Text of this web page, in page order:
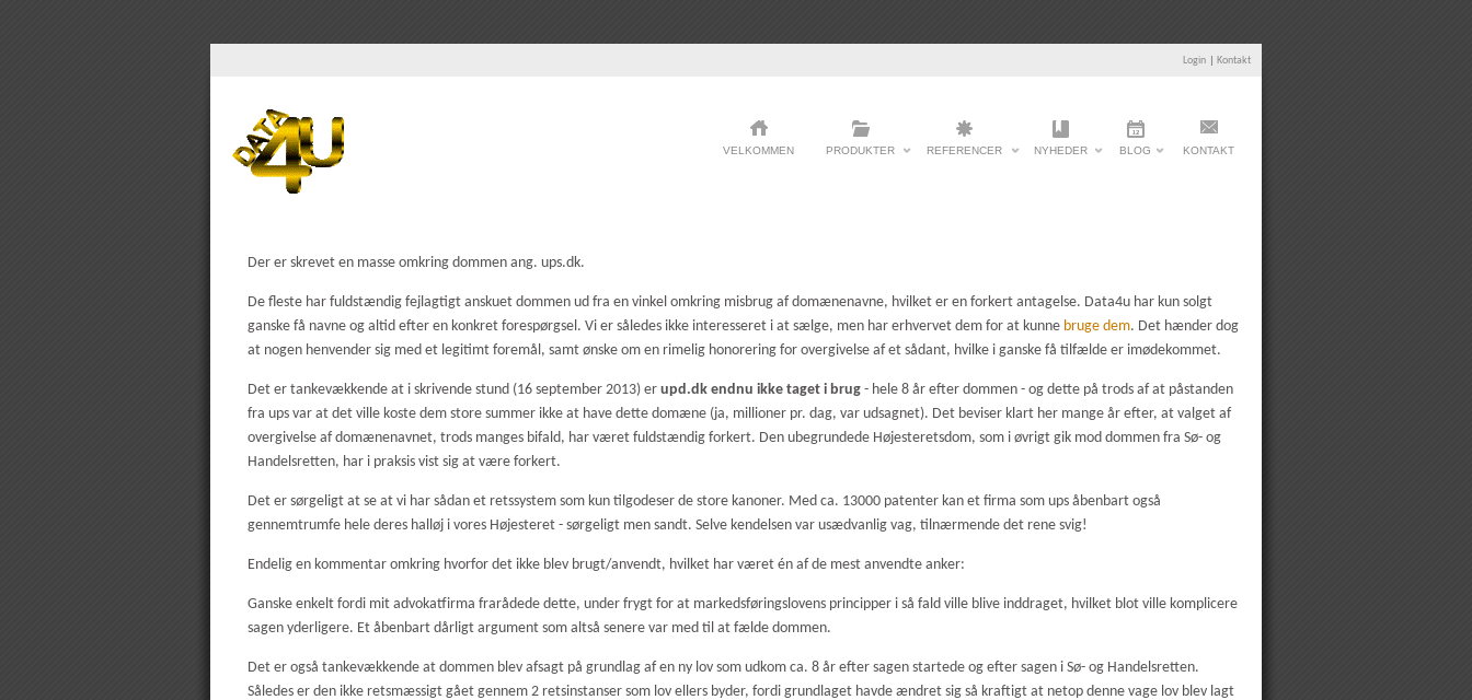
Login Kontakt
VELKOMMEN PRODUKTER REFERENCER NYHEDER BLOG KONTAKT
Der er skrevet en masse omkring dommen ang. ups.dk.
De fleste har fuldstændig fejlagtigt anskuet dommen ud fra en vinkel omkring misbrug af domænenavne, hvilket er en forkert antagelse. Data4u har kun solgt
ganske få navne og altid efter en konkret forespørgsel. Vi er således ikke interesseret i at sælge, men har erhvervet dem for at kunne bruge dem. Det hænder dog
at nogen henvender sig med et legitimt foremål, samt ønske om en rimelig honorering for overgivelse af et sådant, hvilke i ganske få tilfælde er imødekommet.
Det er tankevækkende at i skrivende stund (16 september 2013) er upd.dk endnu ikke taget i brug - hele 8 år efter dommen - og dette på trods af at påstanden
fra ups var at det ville koste dem store summer ikke at have dette domæne (ja, millioner pr. dag, var udsagnet). Det beviser klart her mange år efter, at valget af
overgivelse af domænenavnet, trods manges bifald, har været fuldstændig forkert. Den ubegrundede Højesteretsdom, som i øvrigt gik mod dommen fra Sø- og
Handelsretten, har i praksis vist sig at være forkert.
Det er sørgeligt at se at vi har sådan et retssystem som kun tilgodeser de store kanoner. Med ca. 13000 patenter kan et firma som ups åbenbart også
gennemtrumfe hele deres halløj i vores Højesteret - sørgeligt men sandt. Selve kendelsen var usædvanlig vag, tilnærmende det rene svig!
Endelig en kommentar omkring hvorfor det ikke blev brugt/anvendt, hvilket har været én af de mest anvendte anker:
Ganske enkelt fordi mit advokatfirma frarådede dette, under frygt for at markedsføringslovens principper i så fald ville blive inddraget, hvilket blot ville komplicere
sagen yderligere. Et åbenbart dårligt argument som altså senere var med til at fælde dommen.
Det er også tankevækkende at dommen blev afsagt på grundlag af en ny lov som udkom ca. 8 år efter sagen startede og efter sagen i Sø- og Handelsretten.
Således er den ikke retsmæssigt gået gennem 2 retsinstanser som lov ellers byder, fordi grundlaget havde ændret sig så kraftigt at netop denne vage lov blev lagt